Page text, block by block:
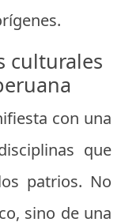
culturales
con una
que
patrios. No
sino de una